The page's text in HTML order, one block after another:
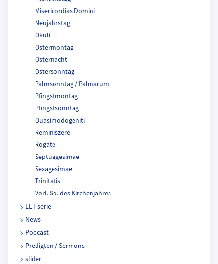
Misericordias Domini
Neujahrstag
Okuli
Ostermontag
Osternacht
Ostersonntag
Palmsonntag / Palmarum
Pfingstmontag
Pfingstsonntag
Quasimodogeniti
Reminiszere
Rogate
Septuagesimae
Sexagesimae
Trinitatis
Vorl. So. des Kirchenjahres
LET serie
News
Podcast
Predigten / Sermons
slider